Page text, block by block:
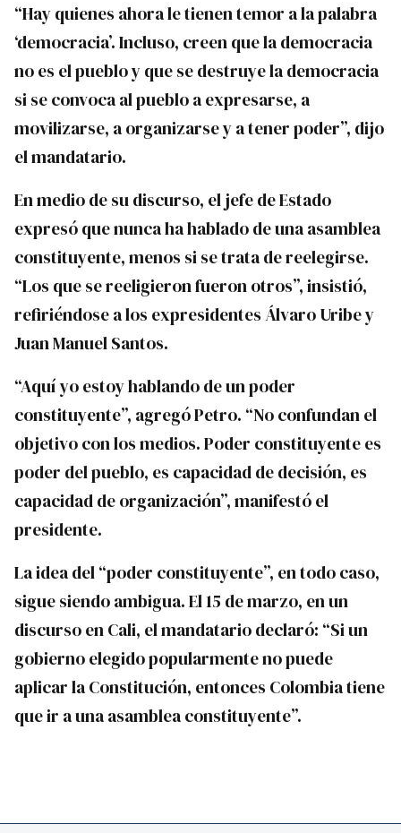
“Hay quienes ahora le tienen temor a la palabra
‘democracia’. Incluso, creen que la democracia
no es el pueblo y que se destruye la democracia
si se convoca al pueblo a expresarse, a
movilizarse, a organizarse y a tener poder”, dijo
el mandatario.
En medio de su discurso, el jefe de Estado
expresó que nunca ha hablado de una asamblea
constituyente, menos si se trata de reelegirse.
“Los que se reeligieron fueron otros”, insistió,
refiriéndose a los expresidentes Álvaro Uribe y
Juan Manuel Santos.
“Aquí yo estoy hablando de un poder
constituyente”, agregó Petro. “No confundan el
objetivo con los medios. Poder constituyente es
poder del pueblo, es capacidad de decisión, es
capacidad de organización”, manifestó el
presidente.
La idea del “poder constituyente”, en todo caso,
sigue siendo ambigua. El 15 de marzo, en un
discurso en Cali, el mandatario declaró: “Si un
gobierno elegido popularmente no puede
aplicar la Constitución, entonces Colombia tiene
que ir a una asamblea constituyente”.